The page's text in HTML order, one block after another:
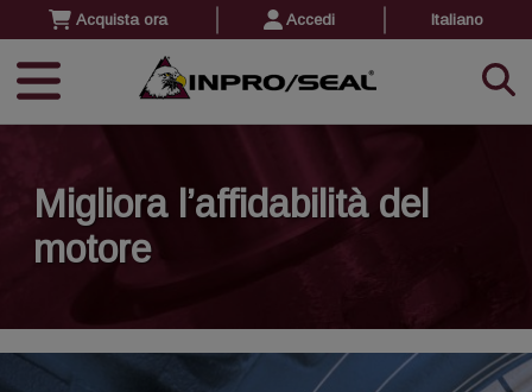
Acquista ora Accedi Italiano
Migliora l’affidabilità del
motore